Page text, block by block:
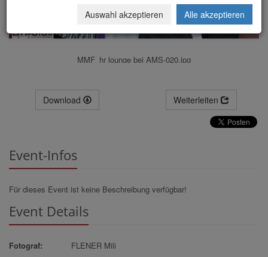
MMF_hr lounge bei AMS-020.jpg
Download Weiterleiten
Event-Infos
Für dieses Event ist keine Beschreibung verfügbar!
Event Details
Fotograf:
FLENER Mili
Auswahl akzeptieren Alle akzeptieren